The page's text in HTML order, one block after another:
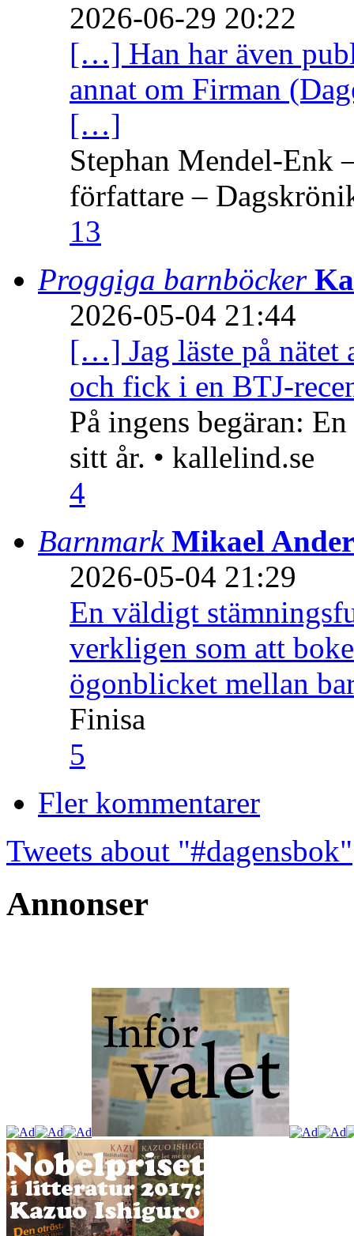
2026-06-29 20:22
[…] Han har även
annat om Firman
[…]
Stephan Mendel-Enk
författare –
13
Proggiga barnböcker
2026-05-04 21:44
[…] Jag läste på nätet
och fick i en BTJ-
På ingens begäran:
sitt år. • kallelind.se
4
Barnmark Mikael
2026-05-04 21:29
En väldigt
verkligen som att
ögonblicket mellan
Finisa
5
Fler kommentarer
Tweets about "#dagensbok"
Annonser